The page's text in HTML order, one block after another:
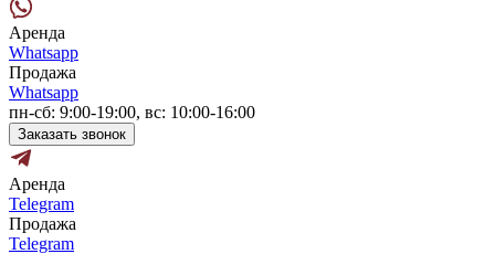
Аренда
Whatsapp
Продажа
Whatsapp
пн-сб: 9:00-19:00, вс: 10:00-16:00
Заказать звонок
Аренда
Telegram
Продажа
Telegram